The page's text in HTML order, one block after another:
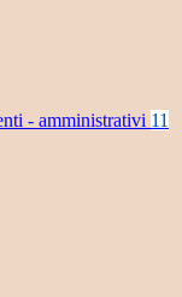
- amministrativi 11